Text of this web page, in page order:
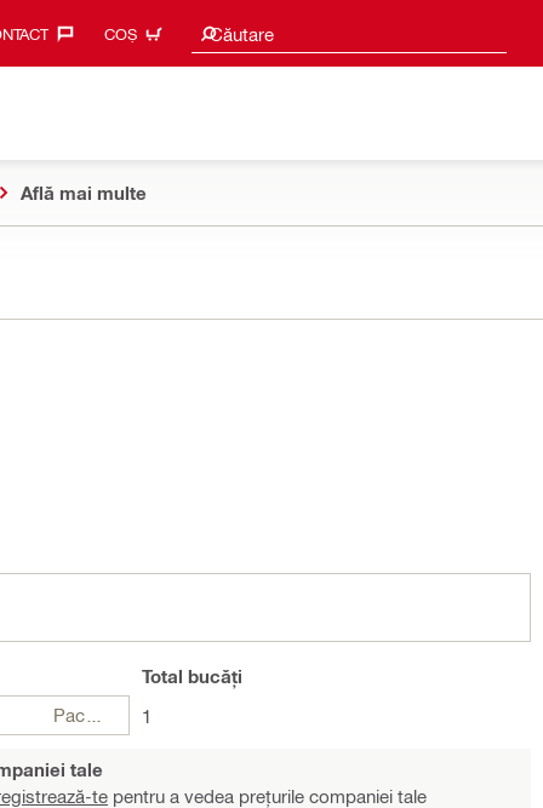
COȘ Căutare
Caută sugestii
Află mai multe
Total bucăți
1
tale
te pentru a vedea prețurile companiei tale